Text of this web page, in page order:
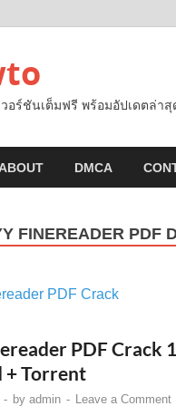
อร์ชันเต็มฟรี พร้อมอัปเดตล่า
DMCA
FINEREADER PDF
PDF Crack
+ Torrent
- by admin - Leave a Comment